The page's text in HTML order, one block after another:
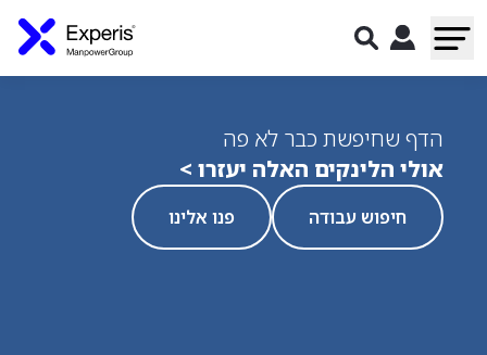
הדף שחיפשת כבר לא פה
אולי הלינקים האלה יעזרו >
חיפוש עבודה פנו אלינו